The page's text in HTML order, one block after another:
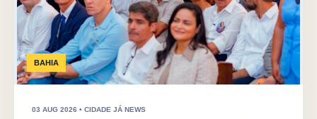
BAHIA
03 AUG 2026 • CIDADE JÁ NEWS